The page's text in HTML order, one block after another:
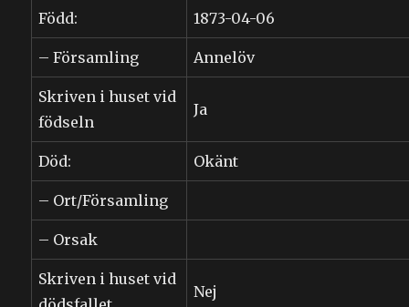
Född: 1873-04-06
– Församling Annelöv
Skriven i huset vid
födseln
Ja
Död: Okänt
– Ort/Församling
– Orsak
Skriven i huset vid
Nej